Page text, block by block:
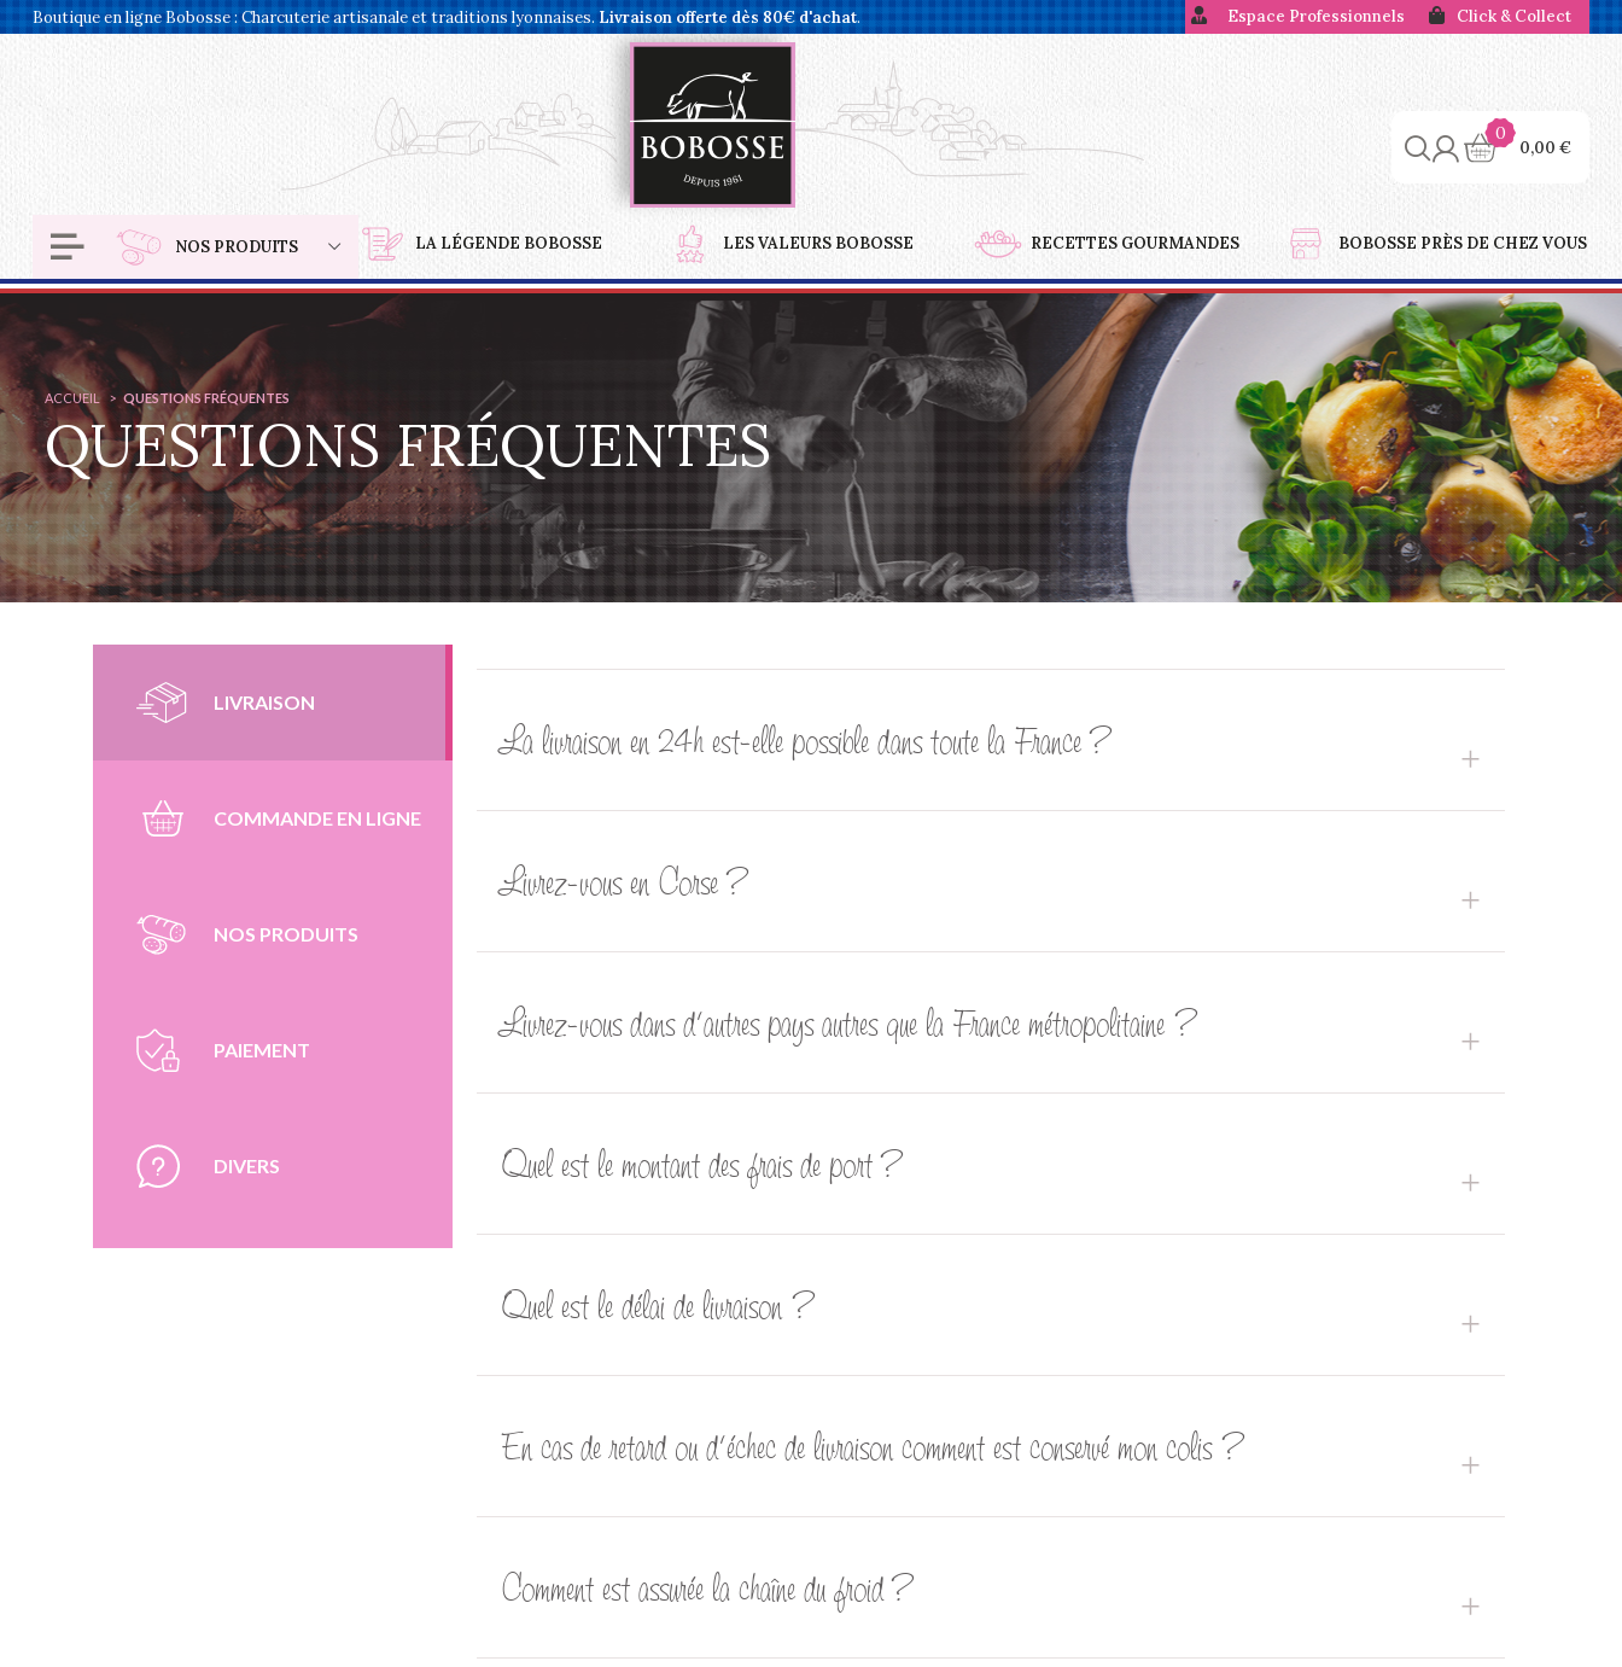
Boutique en ligne Bobosse : Charcuterie artisanale et traditions lyonnaises. Livraison offerte dès 80€ d'achat. Espace Professionnels Click & Collect
0
0,00 €
NOS PRODUITS LA LÉGENDE BOBOSSE LES VALEURS BOBOSSE RECETTES GOURMANDES BOBOSSE PRÈS DE CHEZ VOUS
ACCUEIL QUESTIONS FRÉQUENTES
QUESTIONS FRÉQUENTES
LIVRAISON
COMMANDE EN LIGNE
NOS PRODUITS
PAIEMENT
DIVERS
La livraison en 24h est-elle possible dans toute la France ?
Livrez-vous en Corse ?
Livrez-vous dans d’autres pays autres que la France métropolitaine ?
Quel est le montant des frais de port ?
Quel est le délai de livraison ?
En cas de retard ou d’échec de livraison comment est conservé mon colis ?
Comment est assurée la chaîne du froid ?
Panneau de gestion des cookies